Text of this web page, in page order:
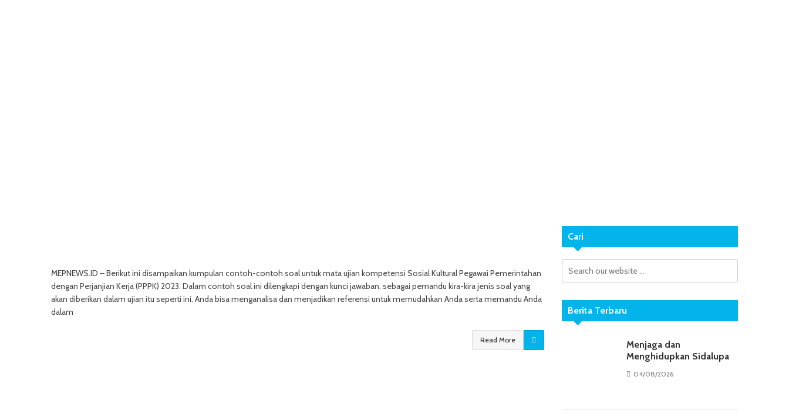
MEPNEWS.ID – Berikut ini disampaikan kumpulan contoh-contoh soal untuk mata ujian kompetensi Sosial Kultural Pegawai Pemerintahan
dengan Perjanjian Kerja (PPPK) 2023. Dalam contoh soal ini dilengkapi dengan kunci jawaban, sebagai pemandu kira-kira jenis soal yang
akan diberikan dalam ujian itu seperti ini. Anda bisa menganalisa dan menjadikan referensi untuk memudahkan Anda serta memandu Anda
dalam
Read More
Cari
Berita Terbaru
Menjaga dan
Menghidupkan Sidalupa
04/08/2026